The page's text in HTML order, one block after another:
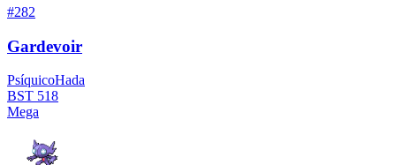
#282
Gardevoir
PsíquicoHada
BST 518
Mega